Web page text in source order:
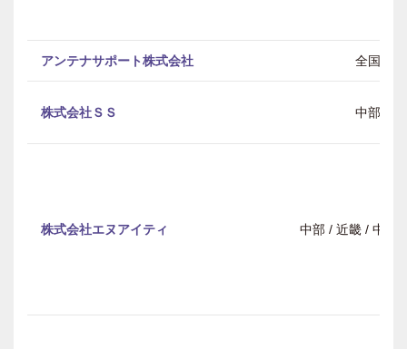
アンテナサポート株式会社 全国
株式会社ＳＳ 中部
株式会社エヌアイティ 中部 / 近畿 / 中国